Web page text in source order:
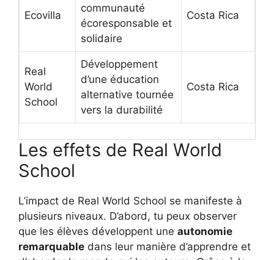
Ecovilla
communauté
écoresponsable et
solidaire
Costa Rica
Real
World
School
Développement
d’une éducation
alternative tournée
vers la durabilité
Costa Rica
Les effets de Real World
School
L’impact de Real World School se manifeste à
plusieurs niveaux. D’abord, tu peux observer
que les élèves développent une autonomie
remarquable dans leur manière d’apprendre et